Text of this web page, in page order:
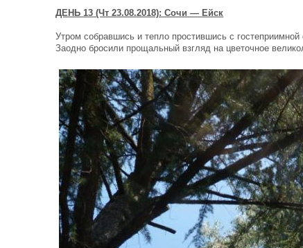
ДЕНЬ 13 (Чт 23.08.2018): Сочи — Ейск
Утром собравшись и тепло простившись с
Заодно бросили прощальный взгляд на цветочное